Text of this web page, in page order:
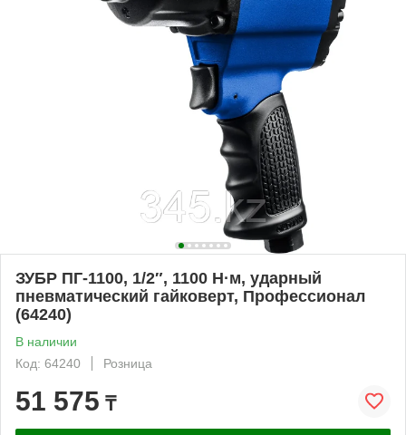
ЗУБР ПГ-1100, 1/2″, 1100 Н·м, ударный
пневматический гайковерт, Профессионал
(64240)
В наличии
Код: 64240
Розница
51 575 ₸